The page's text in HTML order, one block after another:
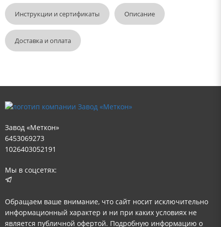
Инструкции и сертификаты Описание
Доставка и оплата
Завод «Меткон»
6453069273
1026403052191
Мы в соцсетях:
Обращаем ваше внимание, что сайт носит исключительно
информационный характер и ни при каких условиях не
является публичной офертой. Подробную информацию о